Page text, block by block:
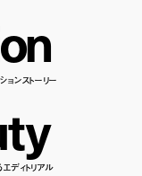
n
ョンストーリー
ty
ディトリアル